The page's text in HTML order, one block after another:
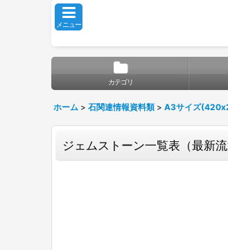
メニュー
カテゴリ
ホーム > 石関連情報資料類 > A3サイズ
ジェムストーン一覧表（最新